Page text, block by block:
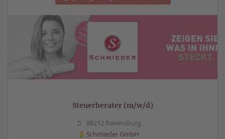
Steuerberater (m/w/d)
88212 Ravensburg
Schmieder GmbH